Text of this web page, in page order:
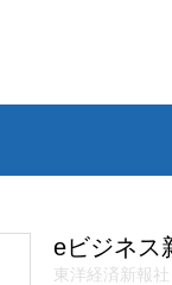
eビジネス
東洋経済新報社